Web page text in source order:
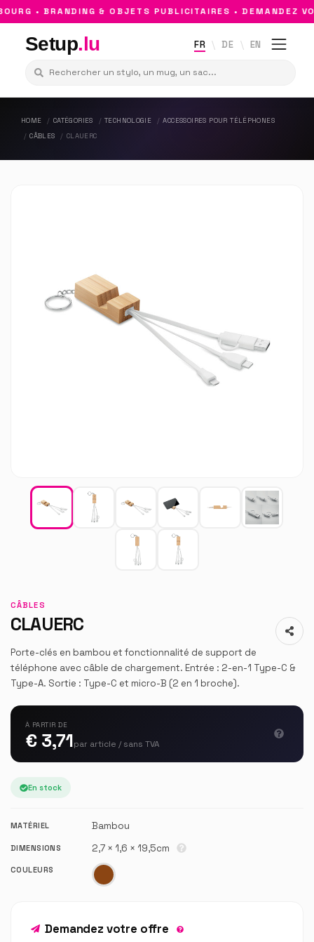
• BRANDING & OBJETS PUBLICITAIRES • DEMANDEZ
Setup.lu FR DE EN
HOME CATÉGORIES TECHNOLOGIE
ACCESSOIRES POUR TÉLÉPHONES
CÂBLES
CLAUERC
CÂBLES
CLAUERC
Porte-clés en bambou et fonctionnalité de support de
téléphone avec câble de chargement. Entrée : 2-en-1 Type-C &
Type-A. Sortie : Type-C et micro-B (2 en 1 broche).
À PARTIR DE
€ 3,71par article / sans TVA
En stock
MATÉRIEL Bambou
DIMENSIONS 2,7 × 1,6 × 19,5cm
COULEURS
Demandez votre offre